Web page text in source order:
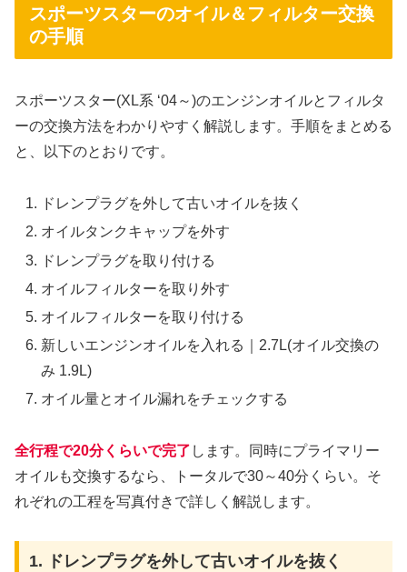
スポーツスターのオイル＆フィルター交換
の手順
スポーツスター(XL系 ‘04～)のエンジンオイルとフィルタ
ーの交換方法をわかりやすく解説します。手順をまとめる
と、以下のとおりです。
ドレンプラグを外して古いオイルを抜く
オイルタンクキャップを外す
ドレンプラグを取り付ける
オイルフィルターを取り外す
オイルフィルターを取り付ける
新しいエンジンオイルを入れる｜2.7L(オイル交換の
み 1.9L)
オイル量とオイル漏れをチェックする
全行程で20分くらいで完了 します。同時にプライマリー
オイルも交換するなら、トータルで30～40分くらい。そ
れぞれの工程を写真付きで詳しく解説します。
1. ドレンプラグを外して古いオイルを抜く